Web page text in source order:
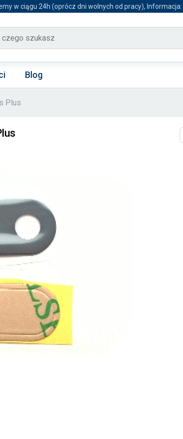
w ciągu 24h (oprócz dni wolnych od pracy), Informacja:
Blog
Plus